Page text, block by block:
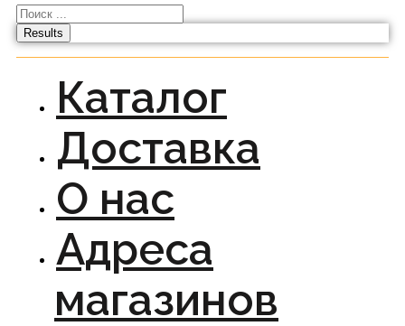
Results
Каталог
Доставка
О нас
Адреса
магазинов